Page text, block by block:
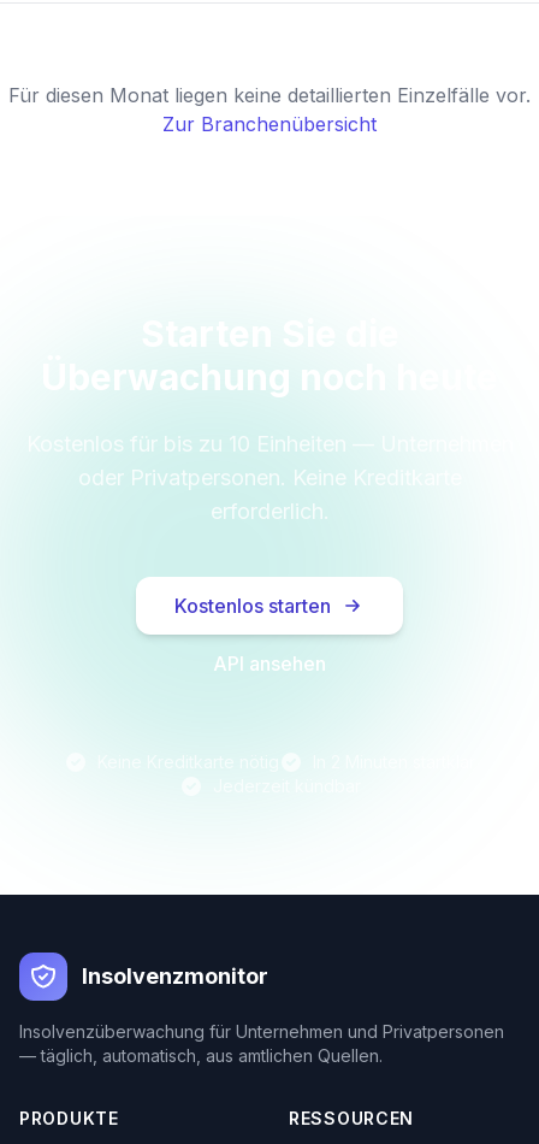
Für diesen Monat liegen keine detaillierten Einzelfälle vor.
Zur Branchenübersicht
Überwachung noch heute
Kostenlos für bis zu 10 Einheiten — Unternehmen
oder Privatpersonen. Keine Kreditkarte
erforderlich.
Kostenlos starten
API ansehen
Insolvenzmonitor
Insolvenzüberwachung für Unternehmen und Privatpersonen
— täglich, automatisch, aus amtlichen Quellen.
PRODUKTE RESSOURCEN